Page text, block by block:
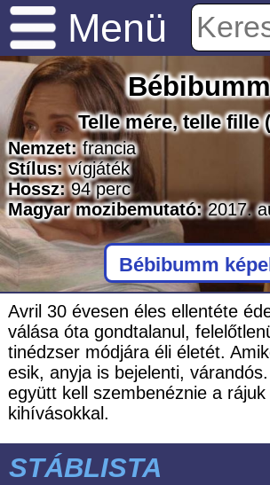
Menü
Bébibumm
Telle mére, telle fille
Nemzet: francia
Stílus: vígjáték
Hossz: 94perc
Magyar mozibemutató:2017.
Bébibumm
Avril 30 évesen éles ellentéte
válása óta gondtalanul,
tinédzser módjára éli életét.
esik, anyja is bejelenti,
együtt kell szembenéznie a rájuk
kihívásokkal.
STÁBLISTA